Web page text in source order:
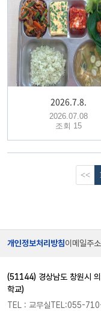
2026.7.8.
2026.07.08
조회 15
<<
개인정보처리방침이메일주
(51144) 경상남도 창원시
학교)
TEL : 교무실TEL:055-